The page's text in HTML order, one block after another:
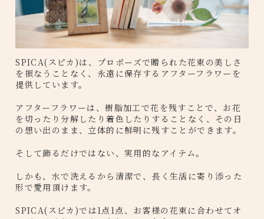
SPICA(スピカ)は、プロポーズで贈られた花束の美しさ
を損なうことなく、永遠に保存するアフターフラワーを
提供しています。
アフターフラワーは、樹脂加工で花を残すことで、お花
を切ったり分解したり着色したりすることなく、その日
の想い出のまま、立体的に鮮明に残すことができます。
そして飾るだけではない、実用的なアイテム。
しかも、水で洗えるから清潔で、長く生活に寄り添った
形で愛用頂けます。
SPICA(スピカ)では1点1点、お客様の花束に合わせてオ